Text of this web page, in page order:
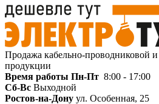
Продажа кабельно-проводниковой и
продукции
Время работы Пн-Пт 8:00 - 17:00
Сб-Вс Выходной
Ростов-на-Дону ул. Особенная, 25